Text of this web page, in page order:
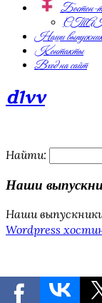
Бостон-
Наши
Контакты
Вход на сайт
d1vv
Найти:
Наши
Наши
Wordpress